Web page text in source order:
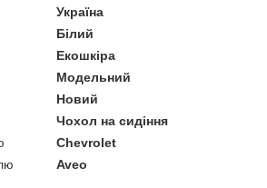
Україна
Білий
Екошкіра
Модельний
Новий
Чохол на сидіння
Chevrolet
Aveo